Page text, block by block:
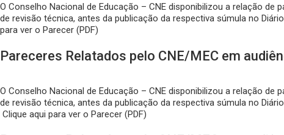
O Conselho Nacional de Educação – CNE disponibilizou a relação
de revisão técnica, antes da publicação da respectiva súmula no
para ver o Parecer (PDF)
Pareceres Relatados pelo CNE/MEC em
O Conselho Nacional de Educação – CNE disponibilizou a relação
de revisão técnica, antes da publicação da respectiva súmula no
Clique aqui para ver o Parecer (PDF)